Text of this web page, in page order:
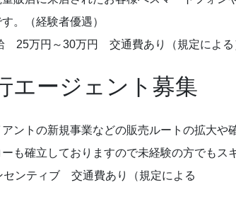
。（経験者優遇）
25万円～30万円 交通費あり（規定による
エージェント募集
ントの新規事業などの販売ルートの拡大や
も確立しておりますので未経験の方でもス
センティブ 交通費あり（規定による